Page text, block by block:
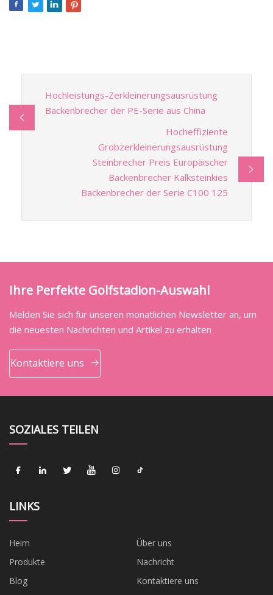
Hochleistungs-Zerkleinerungsausrüstung
Backenbrecher der PE-Serie aus China
Hocheffiziente
Grobzerkleinerungsausrüstung
Steinbrecher Preis Europäischer
Backenbrecher Kalksteinkies
Backenbrecher der Serie C100 125
Ihre Perfekte Golfstadion-Auswahl
Melden Sie sich für unseren monatlichen Newsletter an, um
die neuesten Nachrichten und Artikel zu erhalten
Kontaktiere uns
SOZIALES TEILEN
LINKS
Heim
Über uns
Produkte
Nachricht
Blog
Kontaktiere uns